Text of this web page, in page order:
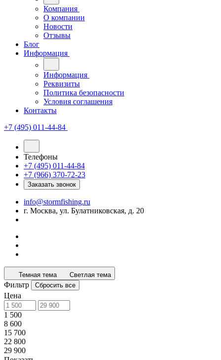
Компания
О компании
Новости
Отзывы
Блог
Информация
Информация
Реквизиты
Политика безопасности
Условия соглашения
Контакты
+7 (495) 011-44-84
Телефоны
+7 (495) 011-44-84
+7 (966) 370-72-23
Заказать звонок
info@stormfishing.ru
г. Москва, ул. Булатниковская, д. 20
Темная тема Светлая тема
Фильтр Сбросить все
Цена
1 500
8 600
15 700
22 800
29 900